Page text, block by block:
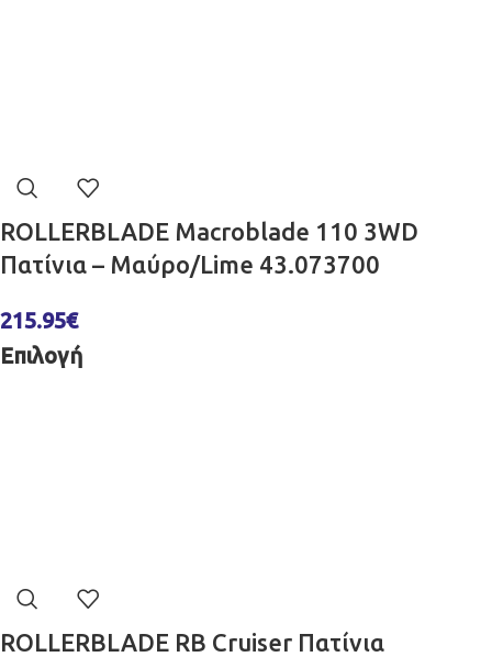
ROLLERBLADE Macroblade 110 3WD
Πατίνια – Μαύρο/Lime 43.073700
215.95€
Επιλογή
ROLLERBLADE RB Cruiser Πατίνια